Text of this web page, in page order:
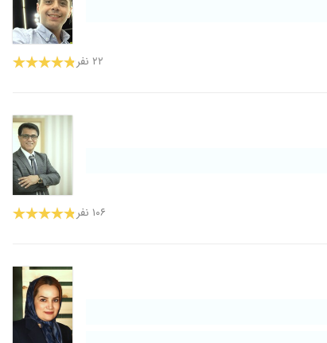
۲۲ نفر
۱۰۶ نفر